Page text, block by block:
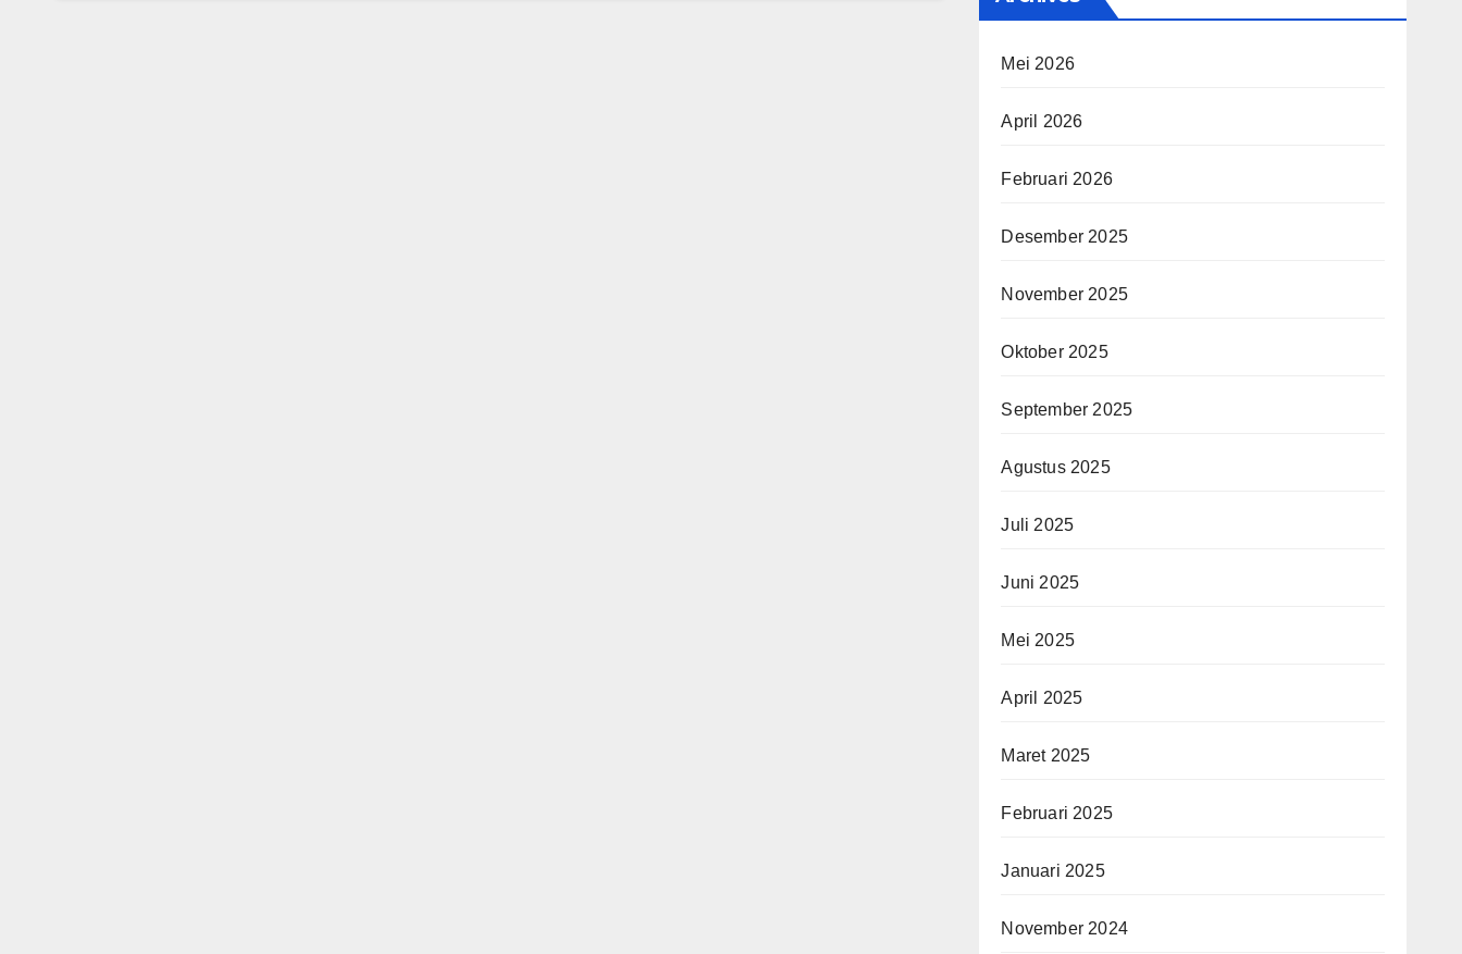
Mei 2026
April 2026
Februari 2026
Desember 2025
November 2025
Oktober 2025
September 2025
Agustus 2025
Juli 2025
Juni 2025
Mei 2025
April 2025
Maret 2025
Februari 2025
Januari 2025
November 2024